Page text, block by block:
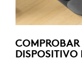
COMPROBAR
DISPOSITIVO